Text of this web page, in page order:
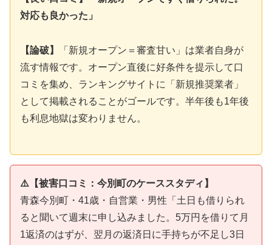
対応も良かった」
【論破】
「新規オープン＝審査甘い」は業者自身が
流す情報です。オープン直後に好条件を提示して口
コミを集め、ランキングサイトに「新規推奨業者」
として掲載されることがゴールです。半年後も1年後
も利息地獄は変わりません。
⚠️【被害口コミ：今別町のケーススタディ】
青森今別町・41歳・自営業・男性「土日も借りられ
ると聞いて週末に申し込みました。5万円を借りて月
1返済のはずが、翌月の返済日に手持ちが不足し3日